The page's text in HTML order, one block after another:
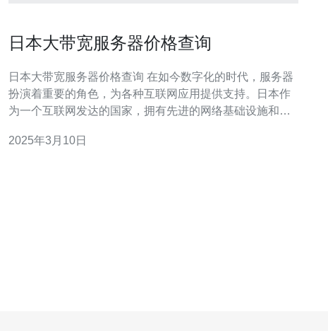
日本大带宽服务器价格查询
日本大带宽服务器价格查询 在如今数字化的时代，服务器
扮演着重要的角色，为各种互联网应用提供支持。日本作
为一个互联网发达的国家，拥有先进的网络基础设施和大
询。 在日本，有许多知名的服务器提供商，如NTT
2025年3月10日